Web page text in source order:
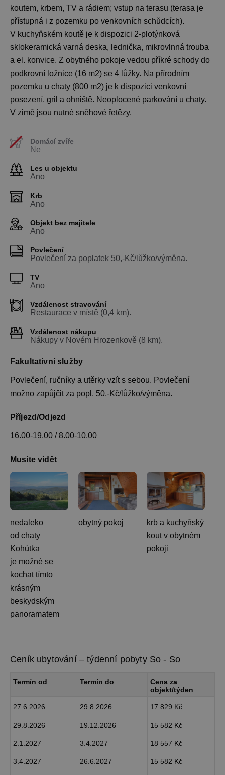
koutem, krbem, TV a rádiem; vstup na terasu (terasa je
přístupná i z pozemku po venkovních schůdcích).
V kuchyňském koutě je k dispozici 2-plotýnková
sklokeramická varná deska, lednička, mikrovlnná trouba
a el. konvice. Z obytného pokoje vedou příkré schody do
podkrovní ložnice (16 m2) se 4 lůžky. Na přírodním
pozemku u chaty (800 m2) je k dispozici venkovní
posezení, gril a ohniště. Neoplocené parkování u chaty.
V zimě jsou nutné sněhové řetězy.
Domácí zvíře
Ne
Les u objektu
Ano
Krb
Ano
Objekt bez majitele
Ano
Povlečení
Povlečení za poplatek 50,-Kč/lůžko/výměna.
TV
Ano
Vzdálenost stravování
Restaurace v místě (0,4 km).
Vzdálenost nákupu
Nákupy v Novém Hrozenkově (8 km).
Fakultativní služby
Povlečení, ručníky a utěrky vzít s sebou. Povlečení
možno zapůjčit za popl. 50,-Kč/lůžko/výměna.
Příjezd/Odjezd
16.00-19.00 / 8.00-10.00
Musíte vidět
nedaleko
od chaty
Kohútka
je možné se
kochat tímto
krásným
beskydským
panoramatem
obytný pokoj
krb a kuchyňský
kout v obytném
pokoji
Ceník ubytování – týdenní pobyty So - So
Termín od Termín do
Cena za
objekt/týden
27.6.2026 29.8.2026 17 829 Kč
29.8.2026 19.12.2026 15 582 Kč
2.1.2027 3.4.2027 18 557 Kč
3.4.2027 26.6.2027 15 582 Kč